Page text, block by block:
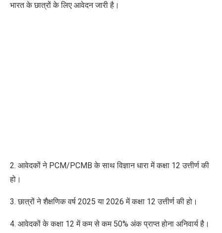
भारत के छात्रों के लिए आवेदन जारी है।
2. आवेदकों ने PCM/PCMB के साथ विज्ञान धारा में कक्षा 12 उत्तीर्ण की
हो।
3. छात्रों ने शैक्षणिक वर्ष 2025 या 2026 में कक्षा 12 उत्तीर्ण की हो।
4. आवेदकों के कक्षा 12 में कम से कम 50% अंक प्राप्त होना अनिवार्य है।